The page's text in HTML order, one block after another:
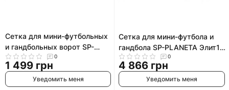
Сетка для мини-футбольных
и гандбольных ворот SP-
PLANETA Эконом SO-5281
2,1x3,0м 2шт
0
1 499 грн
Уведомить меня
Сетка для мини-футбола и
гандбола SP-PLANETA Элит1.1
SO-5289 2x3x1м 2шт
0
4 866 грн
Уведомить меня